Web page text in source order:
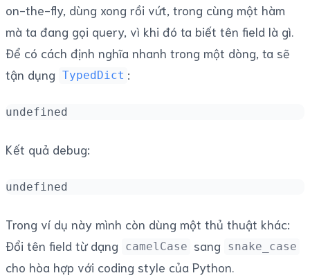
on-the-fly, dùng xong rồi vứt, trong cùng một hàm
mà ta đang gọi query, vì khi đó ta biết tên field là gì.
Để có cách định nghĩa nhanh trong một dòng, ta sẽ
tận dụng TypedDict :
undefined
Kết quả debug:
undefined
Trong ví dụ này mình còn dùng một thủ thuật khác:
Đổi tên field từ dạng camelCase sang snake_case
cho hòa hợp với coding style của Python.